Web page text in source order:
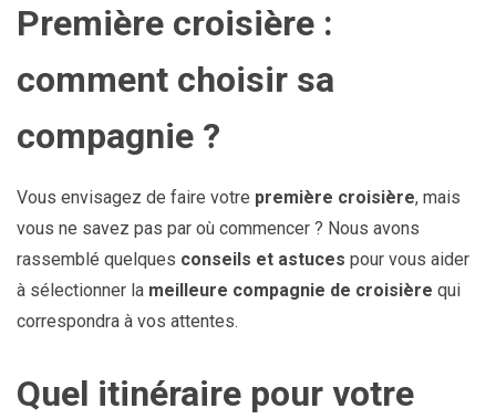
Première croisière :
comment choisir sa
compagnie ?
Vous envisagez de faire votre première croisière, mais
vous ne savez pas par où commencer ? Nous avons
rassemblé quelques conseils et astuces pour vous aider
à sélectionner la meilleure compagnie de croisière qui
correspondra à vos attentes.
Quel itinéraire pour votre